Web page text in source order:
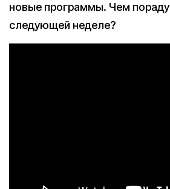
новые программы. Чем
следующей неделе?